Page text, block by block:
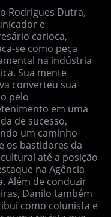
Rodrigues Dutra,
e
carioca,
se como peça
na indústria
Sua mente
converteu sua
pelo
em uma
de sucesso,
um caminho
os bastidores da
até a posição
na Agência
Além de conduzir
Danilo também
como colunista e